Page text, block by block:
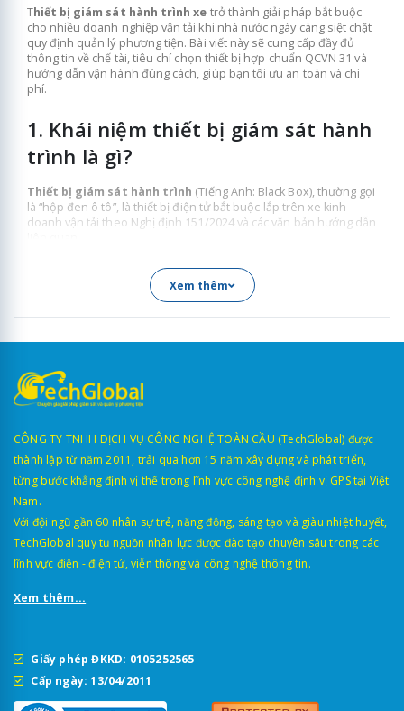
Thiết bị giám sát hành trình xe trở thành giải pháp bắt buộc
cho nhiều doanh nghiệp vận tải khi nhà nước ngày càng siệt chặt
quy định quản lý phương tiện. Bài viết này sẽ cung cấp đầy đủ
thông tin về chế tài, tiêu chí chọn thiết bị hợp chuẩn QCVN 31 và
hướng dẫn vận hành đúng cách, giúp bạn tối ưu an toàn và chi
phí.
1. Khái niệm thiết bị giám sát hành
trình là gì?
Thiết bị giám sát hành trình (Tiếng Anh: Black Box), thường gọi
là “hộp đen ô tô”, là thiết bị điện tử bắt buộc lắp trên xe kinh
doanh vận tải theo Nghị định 151/2024 và các văn bản hướng dẫn
Thiết bị này được thiết kế để:
Định vị GPS thời gian thực, giúp theo dõi vị trí chính
xác.
Ghi nhận dữ liệu hành trình, bao gồm tốc độ và thời
Truyền dữ liệu hợp chuẩn về máy chủ Bộ Công Anh,
phục vụ quản lý và giám sát.
Xem thêm
CÔNG TY TNHH DỊCH VỤ CÔNG NGHỆ TOÀN CẦU (TechGlobal) được
thành lập từ năm 2011, trải qua hơn 15 năm xây dựng và phát triển,
từng bước khẳng định vị thế trong lĩnh vực công nghệ định vị GPS tại Việt
Nam.
Với đội ngũ gần 60 nhân sự trẻ, năng động, sáng tạo và giàu nhiệt huyết,
TechGlobal quy tụ nguồn nhân lực được đào tạo chuyên sâu trong các
lĩnh vực điện - điện tử, viễn thông và công nghệ thông tin.
Xem thêm...
Giấy phép ĐKKD: 0105252565
Cấp ngày: 13/04/2011